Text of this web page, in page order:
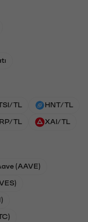
TL HNT/TL
TL XAI/TL
(AAVE)